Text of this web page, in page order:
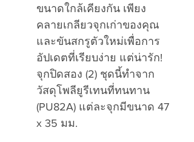
ขนาดใกล้เคียงกัน เพียง
คลายเกลียวจุกเก่าของคุณ
และขันสกรูตัวใหม่เพื่อการ
อัปเดตที่เรียบง่าย แต่น่ารัก!
จุกปิดสอง (2) ชุดนี้ทำจาก
วัสดุโพลียูรีเทนที่ทนทาน
(PU82A) แต่ละจุกมีขนาด 47
x 35 มม.